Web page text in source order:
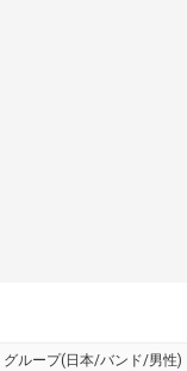
グループ(日本/バンド/男性)